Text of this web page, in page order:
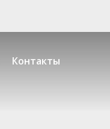
Контакты